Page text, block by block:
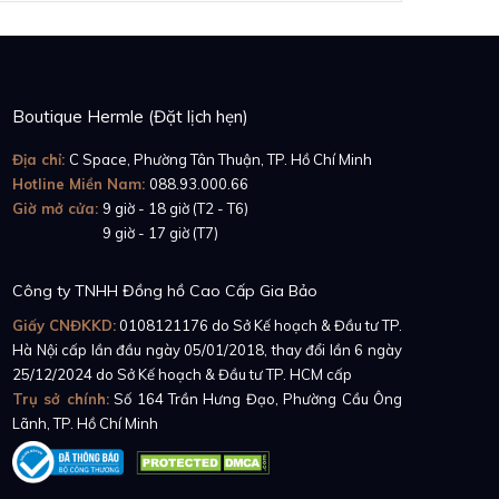
Boutique Hermle (Đặt lịch hẹn)
Địa chỉ: C Space, Phường Tân Thuận, TP. Hồ Chí Minh
Hotline Miền Nam: 088.93.000.66
Giờ mở cửa: 9 giờ - 18 giờ (T2 - T6)
9 giờ - 17 giờ (T7)
Công ty TNHH Đồng hồ Cao Cấp Gia Bảo
Giấy CNĐKKD:0108121176 do Sở Kế hoạch & Đầu tư TP.
Hà Nội cấp lần đầu ngày 05/01/2018, thay đổi lần 6 ngày
25/12/2024 do Sở Kế hoạch & Đầu tư TP. HCM cấp
Trụ sở chính:Số 164 Trần Hưng Đạo, Phường Cầu Ông
Lãnh, TP. Hồ Chí Minh